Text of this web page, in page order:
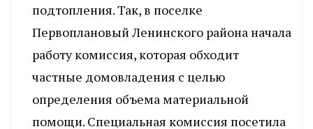
подтопления. Так, в поселке
Первоплановый Ленинского района начала
работу комиссия, которая обходит
частные домовладения с целью
определения объема материальной
помощи. Специальная комиссия посетила